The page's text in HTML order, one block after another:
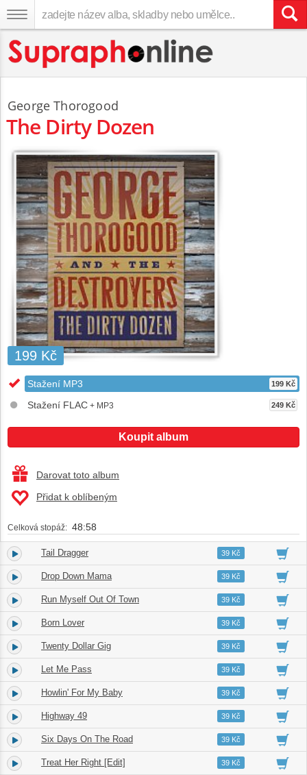
George Thorogood
The Dirty Dozen
199 Kč
Stažení MP3 199 Kč
Stažení FLAC + MP3 249 Kč
Koupit album
Darovat toto album
Přidat k oblíbeným
Celková stopáž: 48:58
1. Tail Dragger 03:4539 Kč
2. Drop Down Mama 04:2039 Kč
3. Run Myself Out Of Town 03:0239 Kč
4. Born Lover 04:1239 Kč
5. Twenty Dollar Gig 03:1639 Kč
6. Let Me Pass 03:3939 Kč
7. Howlin' For My Baby 05:1139 Kč
8. Highway 49 05:4439 Kč
9. Six Days On The Road 04:2439 Kč
10. Treat Her Right [Edit] 02:5739 Kč